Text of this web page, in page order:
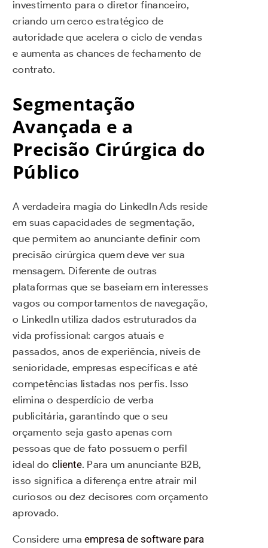
investimento para o diretor financeiro,
criando um cerco estratégico de
autoridade que acelera o ciclo de vendas
e aumenta as chances de fechamento de
contrato.
Segmentação
Avançada e a
Precisão Cirúrgica do
Público
A verdadeira magia do LinkedIn Ads reside
em suas capacidades de segmentação,
que permitem ao anunciante definir com
precisão cirúrgica quem deve ver sua
mensagem. Diferente de outras
plataformas que se baseiam em interesses
vagos ou comportamentos de navegação,
o LinkedIn utiliza dados estruturados da
vida profissional: cargos atuais e
passados, anos de experiência, níveis de
senioridade, empresas específicas e até
competências listadas nos perfis. Isso
elimina o desperdício de verba
publicitária, garantindo que o seu
orçamento seja gasto apenas com
pessoas que de fato possuem o perfil
ideal do cliente. Para um anunciante B2B,
isso significa a diferença entre atrair mil
curiosos ou dez decisores com orçamento
aprovado.
Considere umaempresa de software para